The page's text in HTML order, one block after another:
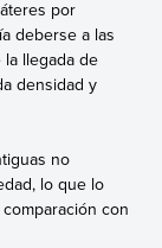
por
deberse a las
llegada de
densidad y
no
lo que lo
con